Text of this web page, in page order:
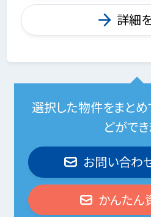
詳細
選択した物件をまと
どがで
お問い合わ
かんたん